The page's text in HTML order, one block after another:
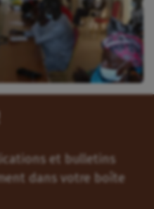
et bulletins
dans votre boîte